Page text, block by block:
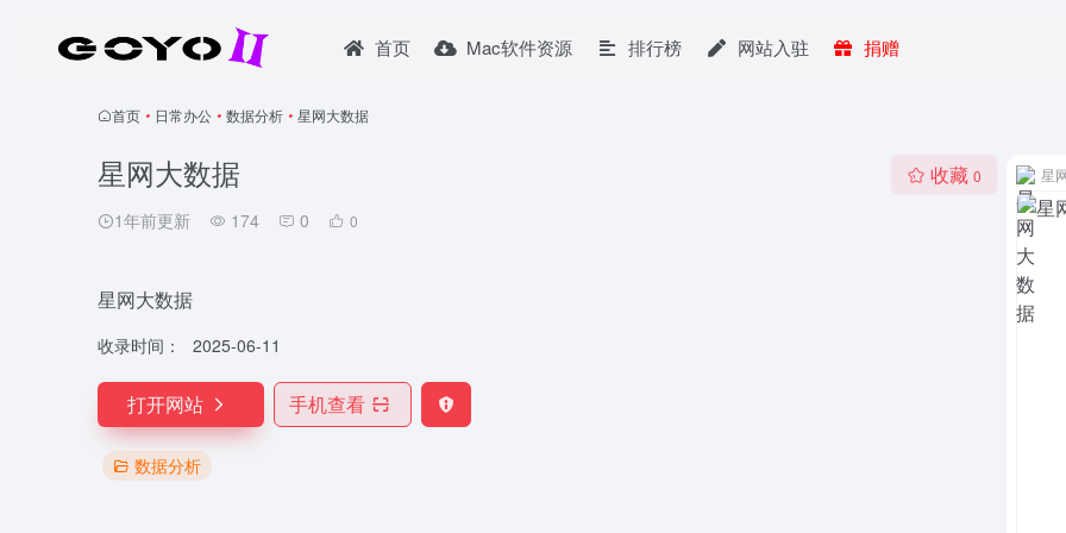
首页 Mac软件资源 排行榜 网站入驻 捐赠
首页 • 日常办公 • 数据分析 • 星网大数据
星网大数据
1年前更新 174 0 0
收藏 0
星网大数据
收录时间： 2025-06-11
打开网站 手机查看
数据分析
星